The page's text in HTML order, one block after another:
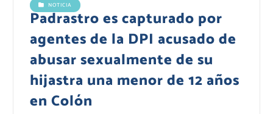
NOTICIA
Padrastro es capturado por
agentes de la DPI acusado de
abusar sexualmente de su
hijastra una menor de 12 años
en Colón